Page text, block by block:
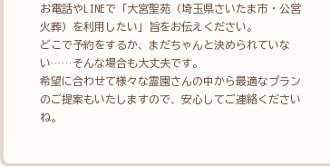
お電話やLINEで「大宮聖苑（埼玉県さいたま市・公営
火葬）を利用したい」旨をお伝えください。
どこで予約をするか、まだちゃんと決められていな
い……そんな場合も大丈夫です。
希望に合わせて様々な霊園さんの中から最適なプラン
のご提案もいたしますので、安心してご連絡ください
ね。